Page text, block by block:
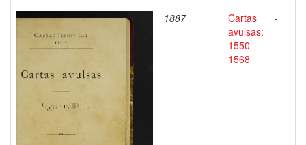
1887
Cartas
avulsas:
1550-
1568
-